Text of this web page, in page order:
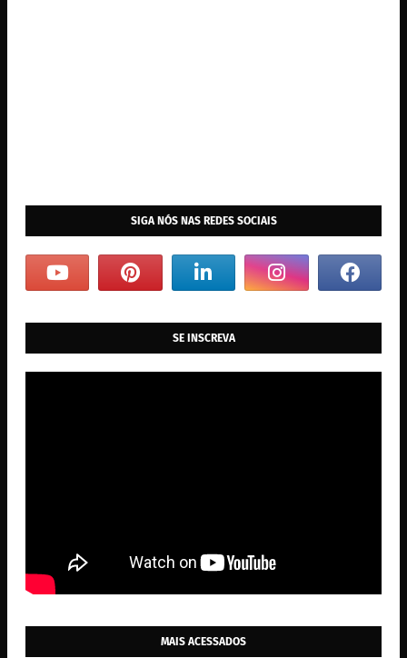
SIGA NÓS NAS REDES SOCIAIS
SE INSCREVA
MAIS ACESSADOS